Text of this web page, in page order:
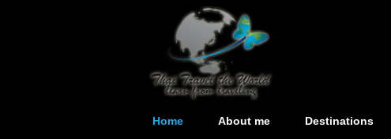
Home About me Destinations